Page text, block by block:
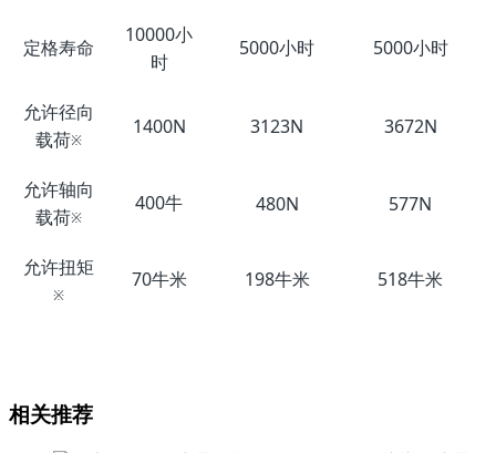
定格寿命
10000小
时
5000小时 5000小时
允许径向
载荷※
1400N 3123N 3672N
允许轴向
载荷※
400牛 480N 577N
允许扭矩
※
70牛米 198牛米 518牛米
相关推荐